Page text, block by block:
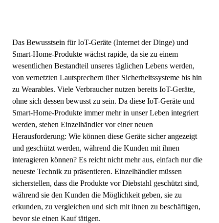
Vernetzter Laden
Gesundheit & Schönheit
Sportartikel
Spezialität Einzelhandel
Sport und Unterhaltung
Sicherheit von Hängewaren
Intelligente Schlösser
Sensor-Tags und Detacher
Unternehmenspartnerschaften
Kontakt
Technische Daten
Fallstudien
Katalog
Nachrichten
Das Bewusstsein für IoT-Geräte (Internet der Dinge) und
Smart-Home-Produkte wächst rapide, da sie zu einem
wesentlichen Bestandteil unseres täglichen Lebens werden,
von vernetzten Lautsprechern über Sicherheitssysteme bis hin
zu Wearables. Viele Verbraucher nutzen bereits IoT-Geräte,
ohne sich dessen bewusst zu sein. Da diese IoT-Geräte und
Smart-Home-Produkte immer mehr in unser Leben integriert
werden, stehen Einzelhändler vor einer neuen
Herausforderung: Wie können diese Geräte sicher angezeigt
und geschützt werden, während die Kunden mit ihnen
interagieren können? Es reicht nicht mehr aus, einfach nur die
neueste Technik zu präsentieren. Einzelhändler müssen
sicherstellen, dass die Produkte vor Diebstahl geschützt sind,
während sie den Kunden die Möglichkeit geben, sie zu
erkunden, zu vergleichen und sich mit ihnen zu beschäftigen,
bevor sie einen Kauf tätigen.